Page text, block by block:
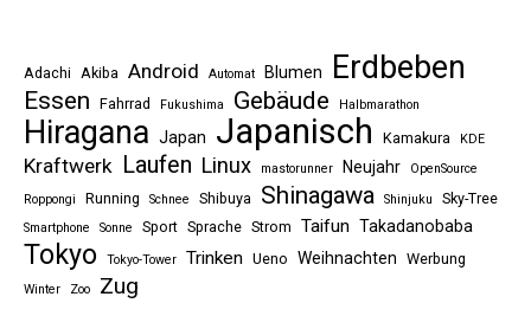
Adachi Akiba Android Automat Blumen Erdbeben
Essen Fahrrad Fukushima Gebäude Halbmarathon
Hiragana Japan Japanisch Kamakura KDE
Kraftwerk Laufen Linux mastorunner Neujahr
OpenSource
Roppongi
Running Schnee Shibuya Shinagawa Shinjuku Sky-Tree
Smartphone Sonne Sport Sprache Strom Taifun Takadanobaba
Tokyo Tokyo-Tower Trinken Ueno Weihnachten Werbung
Winter Zoo Zug